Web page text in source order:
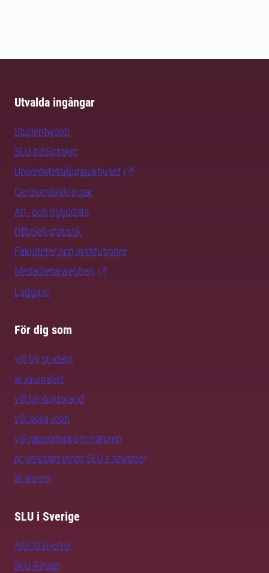
Utvalda ingångar
Studentwebb
SLU-biblioteket
Universitetsdjursjukhuset
Centrumbildningar
Art- och miljödata
Officiell statistik
Fakulteter och institutioner
Medarbetarwebben
Logga in
För dig som
vill bli student
är journalist
vill bli doktorand
vill söka jobb
vill rapportera om naturen
är verksam inom SLU:s sektorer
är alumn
SLU i Sverige
Alla SLU-orter
SLU Alnarp